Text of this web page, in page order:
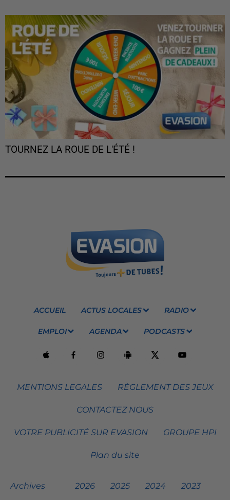
TOURNEZ LA ROUE DE L'ÉTÉ !
ACCUEIL ACTUS LOCALES RADIO
EMPLOI AGENDA PODCASTS
MENTIONS LEGALES RÈGLEMENT DES JEUX
CONTACTEZ NOUS
VOTRE PUBLICITÉ SUR EVASION GROUPE HPI
Plan du site
Archives 2026 2025 2024 2023